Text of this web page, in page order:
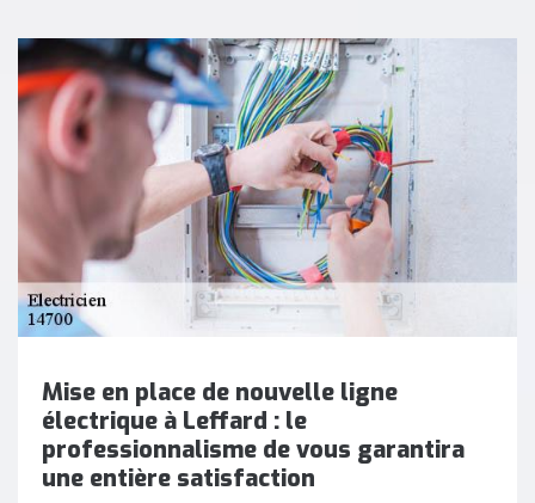
Mise en place de nouvelle ligne
électrique à Leffard : le
professionnalisme de vous garantira
une entière satisfaction